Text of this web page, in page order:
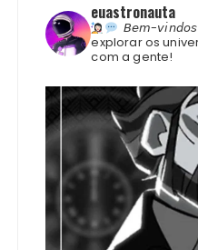
euastronauta
𝘉𝘦𝘮-𝘷𝘪𝘯𝘥𝘰𝘴
explorar os
com a gente!